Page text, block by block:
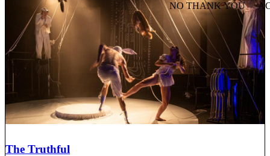
The Truthful
NO THANK YOU
WITHDRAW